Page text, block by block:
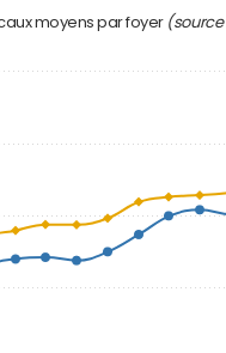
moyens par foyer (source